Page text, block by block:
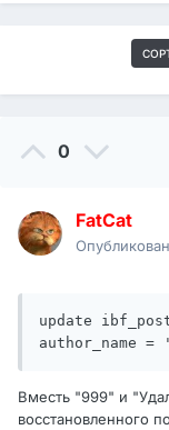
0
FatCat
update
author_name =
Вместь "999" и
восстановленного